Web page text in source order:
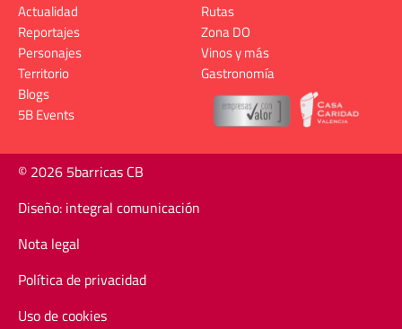
Actualidad
Reportajes
Personajes
Territorio
Rutas
Zona DO
Vinos y más
Gastronomía
Blogs
5B Events
© 2026 5barricas CB
Diseño: integral comunicación
Nota legal
Política de privacidad
Uso de cookies